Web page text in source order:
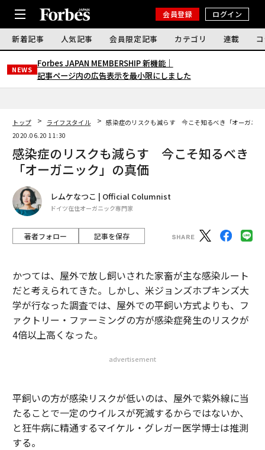
会員登録 ログイン
新着記事 人気記事 会員限定記事 カテゴリ 連載
NEWS
Forbes JAPAN MEMBERSHIP 新機能｜
記事ページ内の広告表示を最小限にしました
トップ ライフスタイル
感染症のリスクも減らす 今こそ知るべき「オーガニッ
2020.06.20 11:30
感染症のリスクも減らす 今こそ知るべき
「オーガニック」の真価
レムケなつこ | Official Columnist
ドイツ在住オーガニック専門家
著者フォロー 記事を保存
かつては、屋外で放し飼いされた家畜が主な感染ルート
だと考えられてきた。しかし、米ジョンズホプキンズ大
学が行なった調査では、屋外での平飼い方式よりも、フ
ァクトリー・ファーミングの方が感染症発生のリスクが
4倍以上高くなった。
advertisement
平飼いの方が感染リスクが低いのは、屋外で紫外線に当
たることで一定のウイルスが死滅するからではないか、
と狂牛病に精通するマイケル・グレガー医学博士は推測
する。